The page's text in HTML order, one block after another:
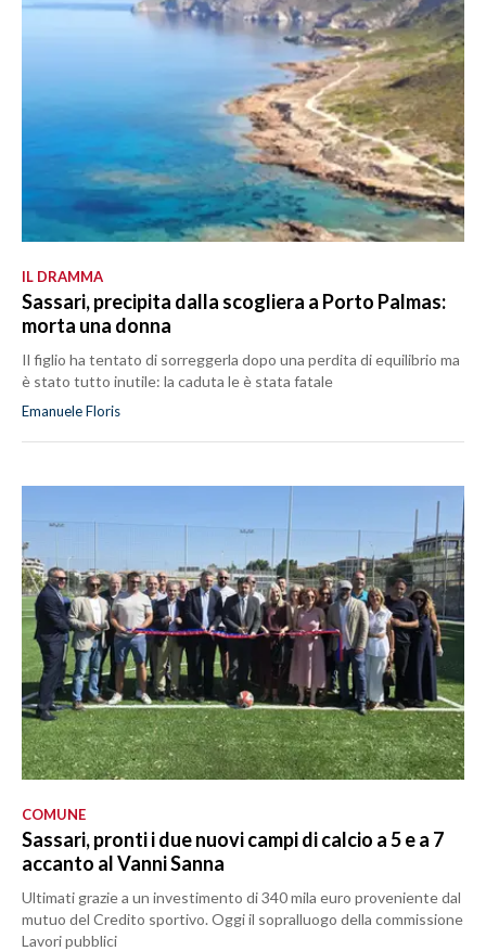
IL DRAMMA
Sassari, precipita dalla scogliera a Porto Palmas:
morta una donna
Il figlio ha tentato di sorreggerla dopo una perdita di equilibrio ma
è stato tutto inutile: la caduta le è stata fatale
Emanuele Floris
COMUNE
Sassari, pronti i due nuovi campi di calcio a 5 e a 7
accanto al Vanni Sanna
Ultimati grazie a un investimento di 340 mila euro proveniente dal
mutuo del Credito sportivo. Oggi il sopralluogo della commissione
Lavori pubblici